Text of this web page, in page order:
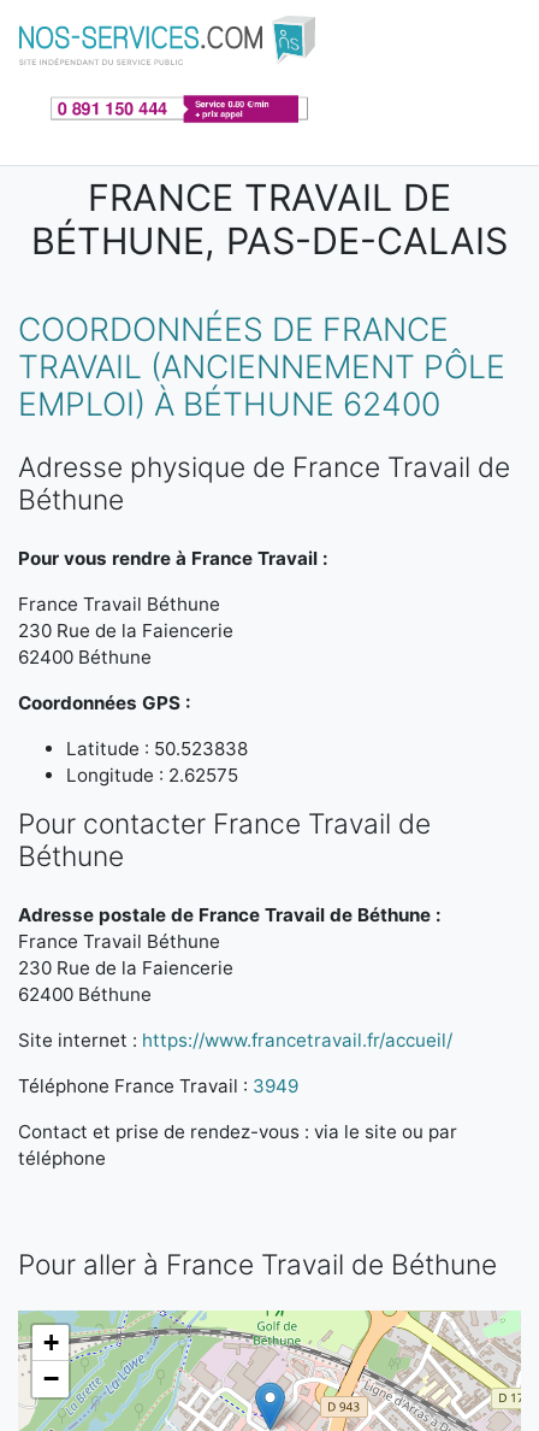
Aller au contenu principal
FRANCE TRAVAIL DE
BÉTHUNE, PAS-DE-CALAIS
COORDONNÉES DE FRANCE
TRAVAIL (ANCIENNEMENT PÔLE
EMPLOI) À BÉTHUNE 62400
Adresse physique de France Travail de
Béthune
Pour vous rendre à France Travail :
France Travail Béthune
230 Rue de la Faiencerie
62400 Béthune
Coordonnées GPS :
Latitude : 50.523838
Longitude : 2.62575
Pour contacter France Travail de
Béthune
Adresse postale de France Travail de Béthune :
France Travail Béthune
230 Rue de la Faiencerie
62400 Béthune
Site internet : https://www.francetravail.fr/accueil/
Téléphone France Travail : 3949
Contact et prise de rendez-vous : via le site ou par
téléphone
Pour aller à France Travail de Béthune
+
−